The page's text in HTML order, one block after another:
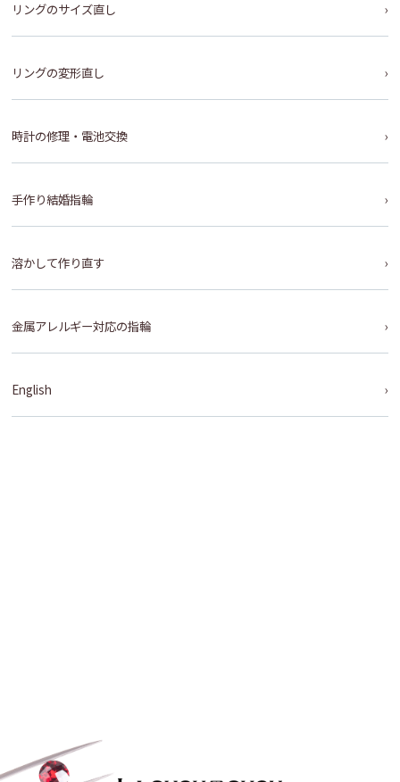
リングのサイズ直し
リングの変形直し
時計の修理・電池交換
手作り結婚指輪
溶かして作り直す
金属アレルギー対応の指輪
English